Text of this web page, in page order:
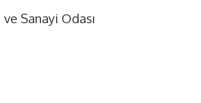
ve Sanayi Odası